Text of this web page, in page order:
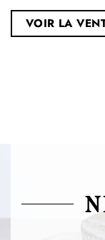
VOIR LA